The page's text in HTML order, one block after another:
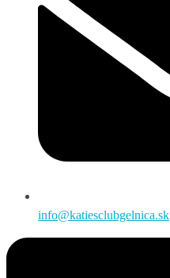
info@katiesclubgelnica.sk